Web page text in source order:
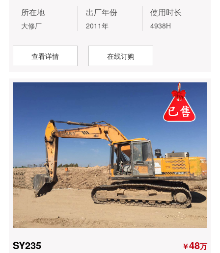
所在地
大修厂
出厂年份
2011年
使用时长
4938H
查看详情 在线订购
SY235 ￥48万